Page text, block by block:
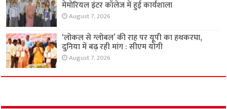
मेमोरियल इंटर कॉलेज में हुई कार्यशाला
August 7, 2026
‘लोकल से ग्लोबल’ की राह पर यूपी का हथकरघा,
दुनिया में बढ़ रही मांग : सीएम योगी
August 7, 2026